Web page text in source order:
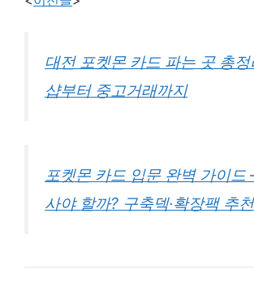
대전 포켓몬 카드 파는 곳 총
샵부터 중고거래까지
포켓몬 카드 입문 완벽 가이드
사야 할까? 구축덱·확장팩 추